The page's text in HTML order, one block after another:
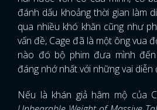
đánh dấu khoảng thời gian làm
qua nhiều khó khăn cũng như
vấn đề, Cage đã là một ông vua
nào đó bộ phim đưa mình
đáng nhớ nhất với những vai diễn
Nếu là khán giả hâm mộ của